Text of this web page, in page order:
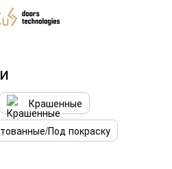
Крашенные
Под покраску